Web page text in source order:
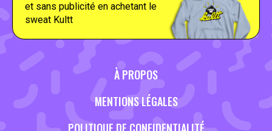
et sans publicité en achetant le
sweat Kultt
À PROPOS
MENTIONS LÉGALES